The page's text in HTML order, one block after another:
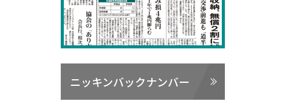
ニッキンバックナンバー